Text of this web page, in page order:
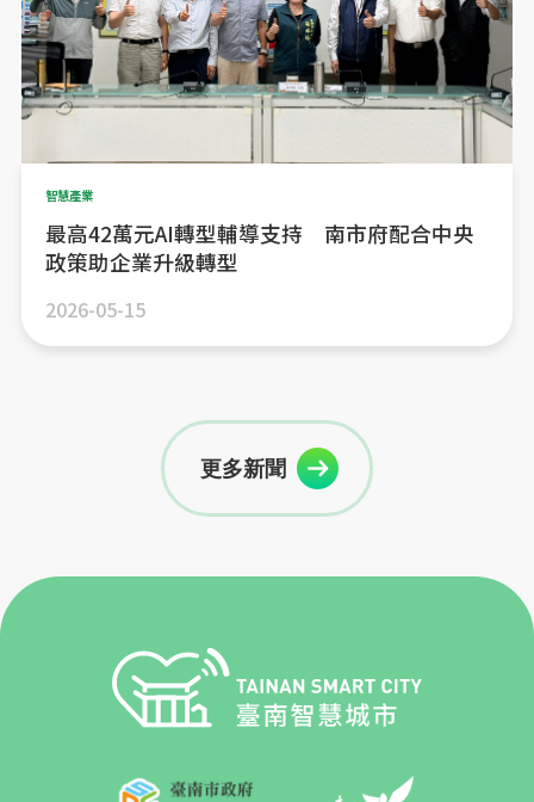
最高42萬元AI轉型輔導支持 南市府配合中央
政策助企業升級轉型
智慧產業
2026-05-15
更多新聞